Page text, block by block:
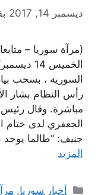
ديسمبر 14, 2017
(مرآة سوريا –
السورية ، بسحب
رأس النظام بشار
مباشرة. وقال
الجعفري لدى ختام
جنيف: “طالما يوجد بيان
المزيد
التصنيفات
أخبار سوريا,